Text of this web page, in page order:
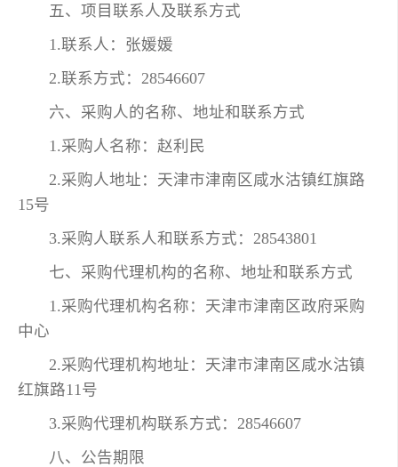
五、项目联系人及联系方式
1.联系人：张媛媛
2.联系方式：28546607
六、采购人的名称、地址和联系方式
1.采购人名称：赵利民
2.采购人地址：天津市津南区咸水沽镇红旗路
15号
3.采购人联系人和联系方式：28543801
七、采购代理机构的名称、地址和联系方式
1.采购代理机构名称：天津市津南区政府采购
中心
2.采购代理机构地址：天津市津南区咸水沽镇
红旗路11号
3.采购代理机构联系方式：28546607
八、公告期限